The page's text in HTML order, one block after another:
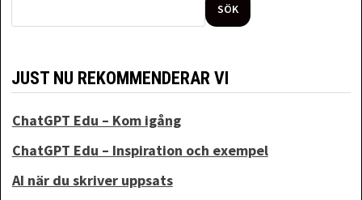
SÖK
JUST NU REKOMMENDERAR VI
ChatGPT Edu – Kom igång
ChatGPT Edu – Inspiration och exempel
AI när du skriver uppsats